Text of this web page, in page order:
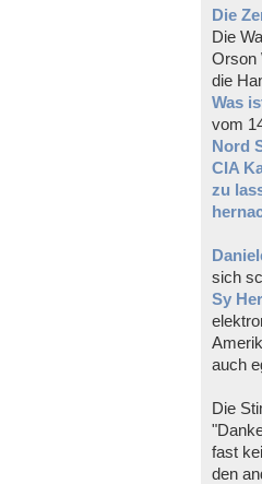
Die
Die
Orson
die
Was
vom
Nord
CIA
zu
sich
Sy
auch
Die
fast
den